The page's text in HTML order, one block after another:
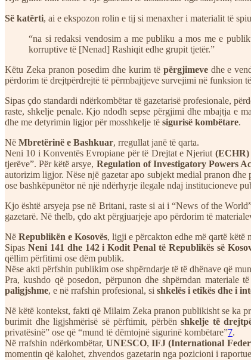
Së katërti, ai e ekspozon rolin e tij si menaxher i materialit të
“na si redaksi vendosim a me publiku a mos me e
korruptive të [Nenad] Rashiqit edhe grupit tjetër.”
Këtu Zeka pranon posedim dhe kurim të përgjimevedhe e
përdorim të drejtpërdrejtë të përmbajtjeve survejimi në funksion
Sipas çdo standardi ndërkombëtar të gazetarisë profesionale,
raste, shkelje penale. Kjo ndodh sepse përgjimi dhe mbajtja e
dhe me detyrimin ligjor për mosshkelje të sigurisë kombëtare.
Në Mbretërinë e Bashkuar, rregullat janë të qarta.
Neni 10 i Konventës Evropiane për të Drejtat e Njeriut (ECHR)
tjerëve”. Për këtë arsye, Regulation of Investigatory Powers
autorizim ligjor. Nëse një gazetar apo subjekt medial pranon
ose bashkëpunëtor në një ndërhyrje ilegale ndaj institucioneve
Kjo është arsyeja pse në Britani, raste si ai i “News of the
gazetarë. Në thelb, çdo akt përgjuarjeje apo përdorim të
Në Republikën e Kosovës, ligji e përcakton edhe më qartë këtë
Sipas Neni 141 dhe 142 i Kodit Penal të Republikës së
qëllim përfitimi ose dëm publik.
Nëse akti përfshin publikim ose shpërndarje të të dhënave që
Pra, kushdo që posedon, përpunon dhe shpërndan
paligjshme, e në rrafshin profesional, si shkelës i etikës dhe i
Në këtë kontekst, fakti që Milaim Zeka pranon publikisht se ka
burimit dhe ligjshmërisë së përftimit, përbën shkelje të
privatësinë” ose që “mund të dëmtojnë sigurinë kombëtare”7.
Në rrafshin ndërkombëtar, UNESCO,IFJ (International
momentin që kalohet, zhvendos gazetarin nga pozicioni i